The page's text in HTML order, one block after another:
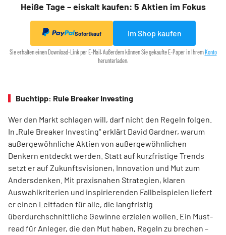
Heiße Tage – eiskalt kaufen: 5 Aktien im Fokus
Sofortkauf Im Shop kaufen
Sie erhalten einen Download-Link per E-Mail. Außerdem können Sie gekaufte E-Paper in Ihrem Konto
herunterladen.
Buchtipp: Rule Breaker Investing
Wer den Markt schlagen will, darf nicht den Regeln folgen.
In „Rule Breaker Investing“ erklärt David Gardner, warum
außergewöhnliche Aktien von außer­gewöhnlichen
Denkern entdeckt werden. Statt auf kurzfristige Trends
setzt er auf Zukunftsvisionen, Innovation und Mut zum
Andersdenken. Mit praxisnahen Strategien, klaren
Auswahlkriterien und inspirierenden Fallbeispielen liefert
er einen Leit­faden für alle, die langfristig
überdurchschnittliche Gewinne erzielen wollen. Ein Must-
read für Anleger, die den Mut haben, Regeln zu brechen –